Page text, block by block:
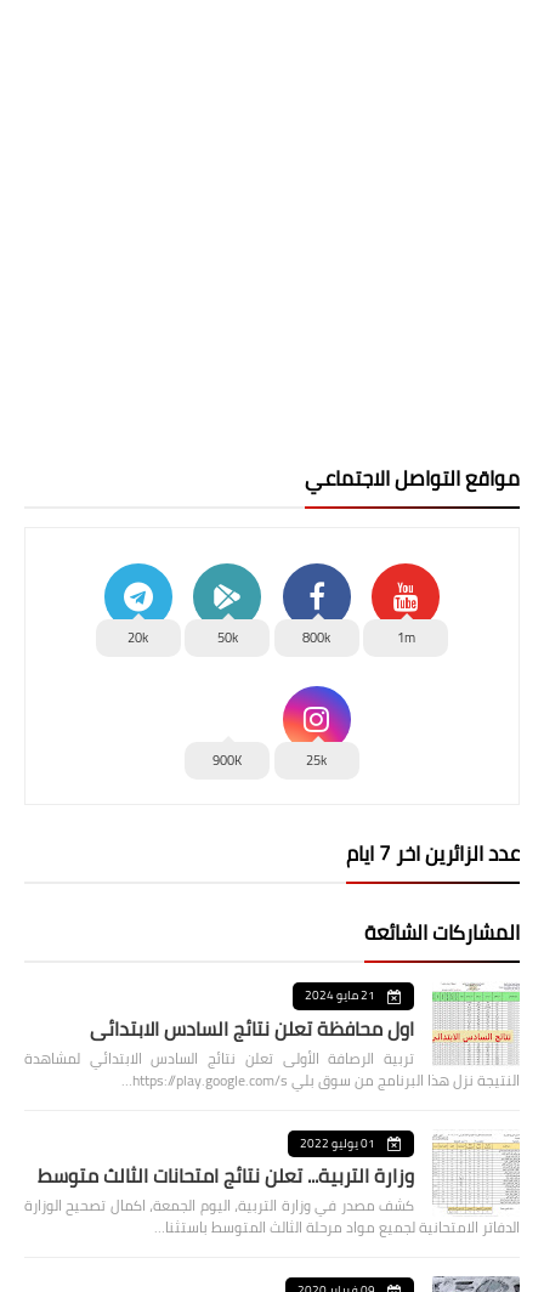
مواقع التواصل الاجتماعي
1m
800k
50k
20k
25k
900K
عدد الزائرين اخر 7 ايام
المشاركات الشائعة
21 مايو 2024
اول محافظة تعلن نتائج السادس الابتدائي
تربية الرصافة الأولى تعلن نتائج السادس الابتدائي لمشاهدة
النتيجة نزل هذا البرنامج من سوق بلي https://play.google.com/s…
01 يوليو 2022
وزارة التربية... تعلن نتائج امتحانات الثالث متوسط
كشف مصدر في وزارة التربية، اليوم الجمعة، اكمال تصحيح الوزارة
الدفاتر الامتحانية لجميع مواد مرحلة الثالث المتوسط باستثنا…